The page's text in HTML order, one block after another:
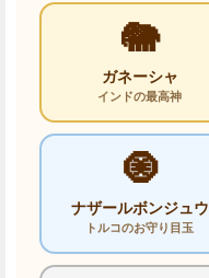
🐘
ガネーシャ
インドの最高神
🧿
ナザールボンジュウ
トルコのお守り目玉